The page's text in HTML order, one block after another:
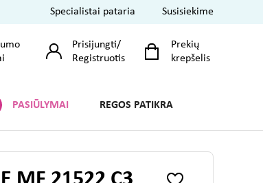
Specialistai pataria Susisiekime
Prisijungti/
Registruotis
Prekių
krepšelis
PASIŪLYMAI REGOS PATIKRA